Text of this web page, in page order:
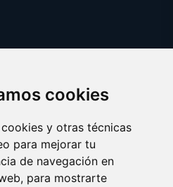
cookies
y otras técnicas
para mejorar tu
de navegación en
para mostrarte
preferences
cuponesgratis.es